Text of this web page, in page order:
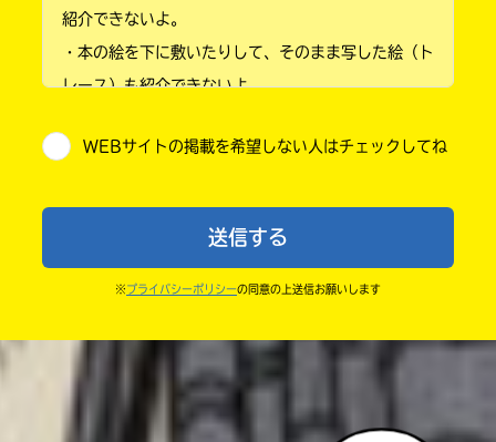
小学4年
小学6年
中学1年
高校生以上
紹介できないよ。
・本の絵を下に敷いたりして、そのまま写した絵（ト
レース）も紹介できないよ。
・送ってからすぐには紹介されないので、待ってて
ならないよう気をつけてね。
・キャンペーン開催中は、投稿した後の画面にバナー
・ポプラ社の宣伝物で紹介させてもらうことがある
・かき終えたら、人を傷つけていたり、個人情報をか
WEBサイトの掲載を希望しない人はチェックしてね
送信する
※ プライバシーポリシーの同意の上送信お願いします